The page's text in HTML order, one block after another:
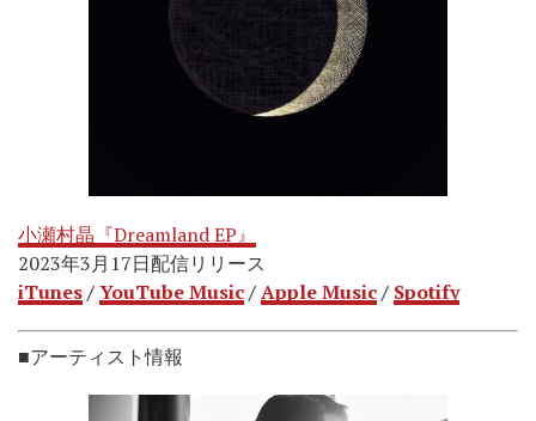
小瀬村晶『Dreamland EP』
2023年3月17日配信リリース
iTunes/YouTube Music/Apple Music/ Spotify
■アーティスト情報